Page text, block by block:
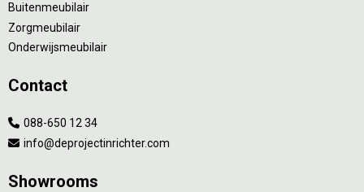
Buitenmeubilair
Zorgmeubilair
Onderwijsmeubilair
Contact
088-650 12 34
info@deprojectinrichter.com
Showrooms